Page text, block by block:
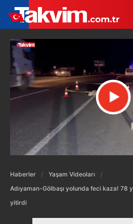
Haberler
Yaşam Videoları
Adıyaman-Gölbaşı yolunda feci kaza! 78
yitirdi